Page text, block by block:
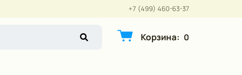
+7 (499) 460-63-37
Корзина: 0